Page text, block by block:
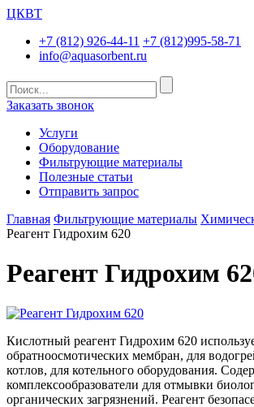
ЦКВТ
+7 (812) 926-44-11 +7 (812)995-58-71
info@aquasorbent.ru
Заказать звонок
Услуги
Оборудование
Фильтрующие материалы
Полезные статьи
Отправить запрос
Главная Фильтрующие материалы
Реагент Гидрохим 620
Реагент Гидрохим
Кислотный реагент Гидрохим 620
обратноосмотических мембран, для
котлов, для котельного оборудования.
комплексообразователи для отмывки
органических загрязнений. Реагент